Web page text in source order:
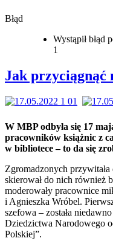
Błąd
Wystąpił błąd
1
Jak przyciągnąć
W MBP odbyła się 17
pracowników książnic z
w bibliotece – to da się
Zgromadzonych
skierował do nich również
moderowały pracownice
i Agnieszka Wróbel.
szefowa – została
Dziedzictwa Narodowego
Polskiej”.